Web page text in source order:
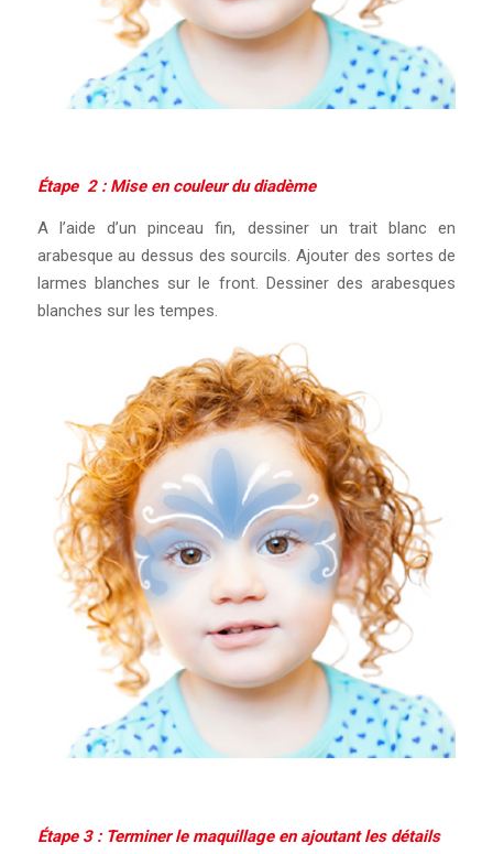
Étape 2 : Mise en couleur du diadème
A l’aide d’un pinceau fin, dessiner un trait blanc en
arabesque au dessus des sourcils. Ajouter des sortes de
larmes blanches sur le front. Dessiner des arabesques
blanches sur les tempes.
Étape 3 : Terminer le maquillage en ajoutant les détails